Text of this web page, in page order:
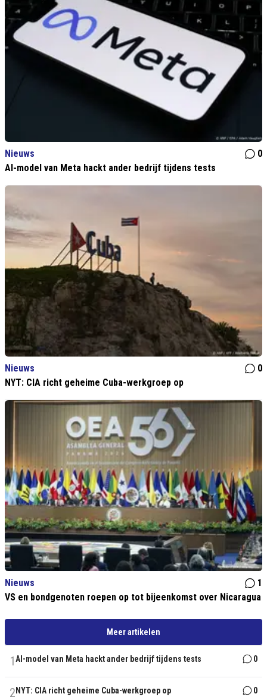
Nieuws
0
AI-model van Meta hackt ander bedrijf tijdens tests
Nieuws
0
NYT: CIA richt geheime Cuba-werkgroep op
Nieuws
1
VS en bondgenoten roepen op tot bijeenkomst over Nicaragua
Meer artikelen
1AI-model van Meta hackt ander bedrijf tijdens tests 0
2NYT: CIA richt geheime Cuba-werkgroep op 0